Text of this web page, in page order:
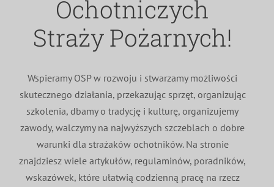
MDP i DDP
PNWM
Floriany
Projekty
Poradnik
100-lecie
Ochotniczych
Straży Pożarnych!
Wspieramy OSP w rozwoju i stwarzamy możliwości
skutecznego działania, przekazując sprzęt, organizując
szkolenia, dbamy o tradycję i kulturę, organizujemy
zawody, walczymy na najwyższych szczeblach o dobre
warunki dla strażaków ochotników. Na stronie
znajdziesz wiele artykułów, regulaminów, poradników,
wskazówek, które ułatwią codzienną pracę na rzecz